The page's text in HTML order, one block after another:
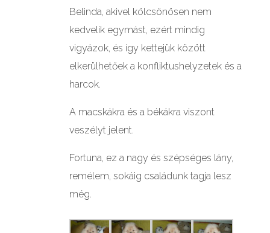
Belinda, akivel kölcsönösen nem
kedvelik egymást, ezért mindig
vigyázok, és így kettejük között
elkerülhetőek a konfliktushelyzetek és a
harcok.
A macskákra és a békákra viszont
veszélyt jelent.
Fortuna, ez a nagy és szépséges lány,
remélem, sokáig családunk tagja lesz
még.